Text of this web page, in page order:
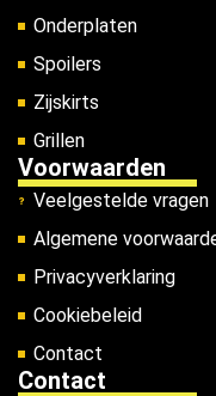
Onderplaten
Spoilers
Zijskirts
Grillen
Voorwaarden
Veelgestelde vragen
Algemene
Privacyverklaring
Cookiebeleid
Contact
Contact